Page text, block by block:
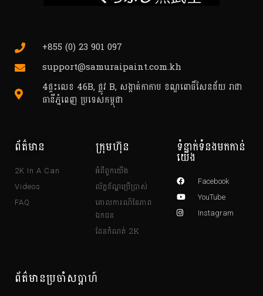
+855 (0) 23 901 097
support@samuraipaint.com.kh
4ផ្ទះលេខ 46B, ផ្លូវ B, សង្កាត់កាកាប ខណ្ឌពោធិ៍សែនជ័យ រាជា
ធានីភ្នំពេញ ប្រទេសកម្ពុជា
ព័ត៌មាន
2K In A Can
Videos
FAQ
ក្រុមហ៊ុន
អំពីពួកយើង
ល័ក្ខខ័ណ្ឌប្រើប្រាស់
គោលការណ៍នៃភាព
ឯកជន
ដែនកំណត់ 2K
ទំនាក់ទំនងមកកាន់
យើង
Facebook
YouTube
Instagram
ព័ត៌មានប្រចាំសប្តាហ៍